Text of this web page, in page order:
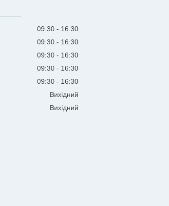
09:30
16:30
09:30
16:30
09:30
16:30
09:30
16:30
09:30
16:30
Вихідний
Вихідний